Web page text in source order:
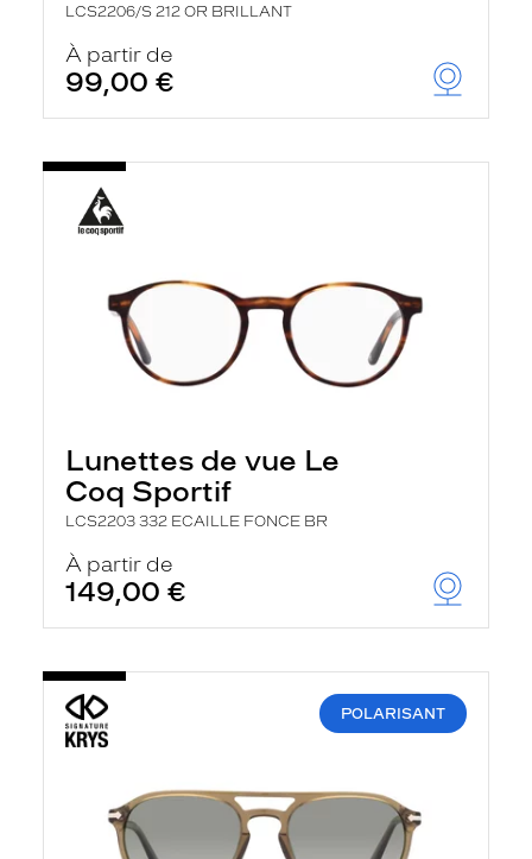
LCS2206/S 212 OR BRILLANT
À partir de
99,00 €
Lunettes de vue Le
Coq Sportif
LCS2203 332 ECAILLE FONCE BR
À partir de
149,00 €
POLARISANT